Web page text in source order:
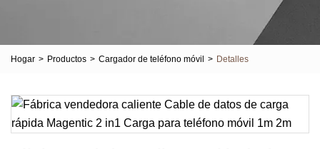
Hogar > Productos > Cargador de teléfono móvil > Detalles